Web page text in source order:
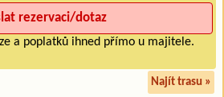
a poplatků ihned přímo u majitele.
Najít trasu »